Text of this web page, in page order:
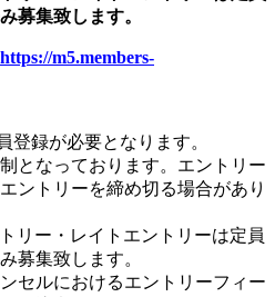
募集致します。
https://m5.members-
録が必要となります。
となっております。エントリー
ントリーを締め切る場合があり
リー・レイトエントリーは定員
募集致します。
セルにおけるエントリーフィー